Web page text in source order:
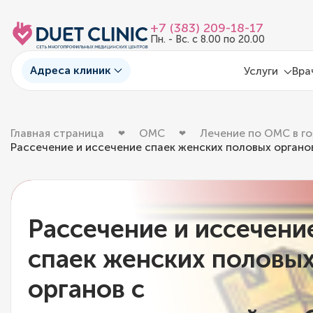
+7 (383) 209-18-17
Пн. - Вс. с 8.00 по 20.00
Адреса клиник Услуги
Главная страница ОМС
Лечение по ОМС в
Рассечение и иссечение спаек женских половых
Рассечение и
спаек женских
органов с